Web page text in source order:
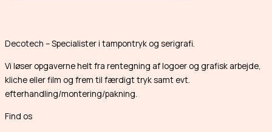
Decotech – Specialister i tampontryk og serigrafi.
Vi løser opgaverne helt fra rentegning af logoer og grafisk arbejde,
kliche eller film og frem til færdigt tryk samt evt.
efterhandling/montering/pakning.
Find os